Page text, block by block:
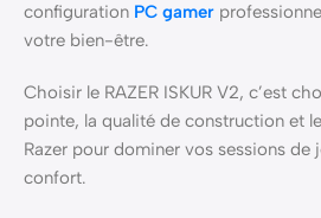
configuration PC gamer
votre bien-être.
Choisir le RAZER ISKUR V2, c’est
pointe, la qualité de construction et
Razer pour dominer vos sessions de
confort.